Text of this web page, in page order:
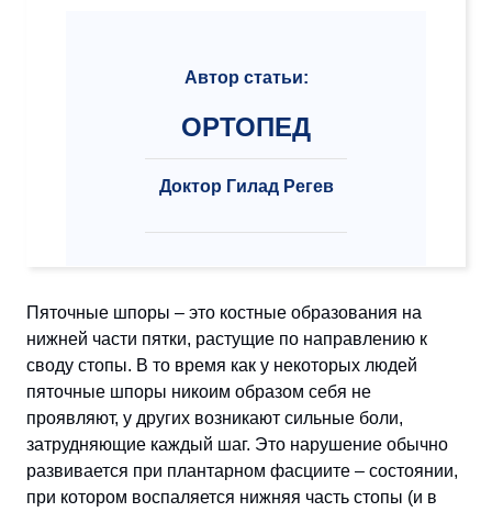
Автор статьи:
ОРТОПЕД
Доктор Гилад Регев
Пяточные шпоры – это костные образования на
нижней части пятки, растущие по направлению к
своду стопы. В то время как у некоторых людей
пяточные шпоры никоим образом себя не
проявляют, у других возникают сильные боли,
затрудняющие каждый шаг. Это нарушение обычно
развивается при плантарном фасциите – состоянии,
при котором воспаляется нижняя часть стопы (и в